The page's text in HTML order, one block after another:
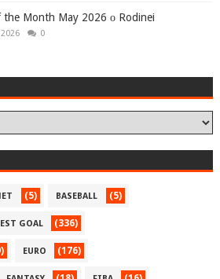
the Month May 2026 ο Rodinei
0
(5) BASEBALL (5)
GOAL (336)
EURO (176)